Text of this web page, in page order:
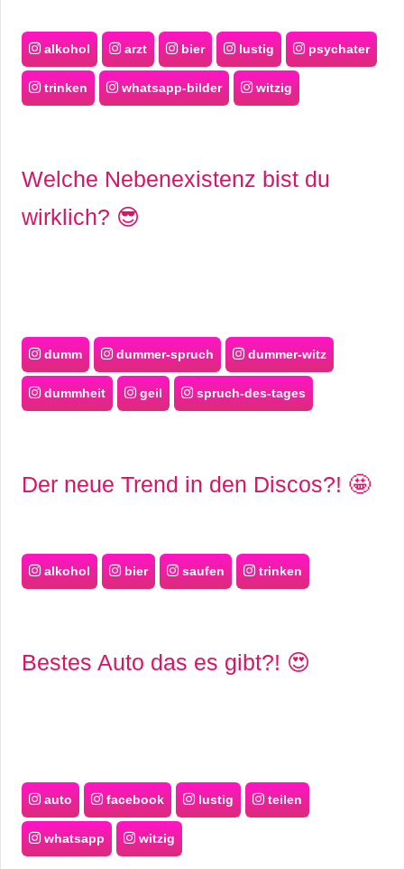
alkohol arzt bier lustig psychater
trinken whatsapp-bilder witzig
Welche Nebenexistenz bist du
wirklich? 😎
dumm dummer-spruch dummer-witz
dummheit geil spruch-des-tages
Der neue Trend in den Discos?! 🤩
alkohol bier saufen trinken
Bestes Auto das es gibt?! 😍
auto facebook lustig teilen
whatsapp witzig